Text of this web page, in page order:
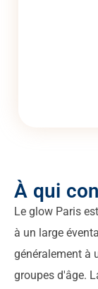
À qui
Le glow Paris
à un large
généralement à
groupes d'âge.